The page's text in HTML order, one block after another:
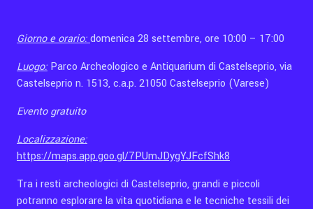
Giorno e orario:domenica 28 settembre, ore 10:00 – 17:00
Luogo: Parco Archeologico e Antiquarium di Castelseprio, via
Castelseprio n. 1513, c.a.p. 21050 Castelseprio (Varese)
Evento gratuito
Localizzazione:
https://maps.app.goo.gl/7PUmJDygYJFcfShk8
Tra i resti archeologici di Castelseprio, grandi e piccoli
potranno esplorare la vita quotidiana e le tecniche tessili dei